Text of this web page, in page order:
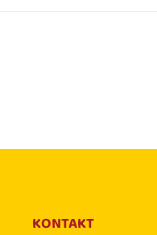
KONTAKT